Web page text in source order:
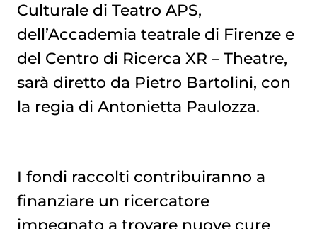
Culturale di Teatro APS,
dell’Accademia teatrale di Firenze e
del Centro di Ricerca XR – Theatre,
sarà diretto da Pietro Bartolini, con
la regia di Antonietta Paulozza.
I fondi raccolti contribuiranno a
finanziare un ricercatore
impegnato a trovare nuove cure